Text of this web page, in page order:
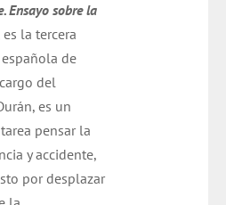
era:
$ 14.000.
es:
$ 9.800.
Ensayo sobre la
es la tercera
de
del
es un
pensar la
y accidente,
por desplazar